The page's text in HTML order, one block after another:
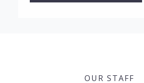
OUR STAFF